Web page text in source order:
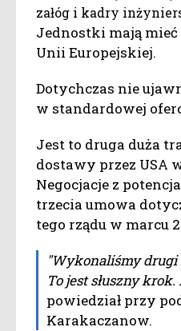
załóg i kadry
Jednostki mają
Unii Europejskiej.
Dotychczas nie
w standardowej
Jest to druga duża
dostawy przez USA
Negocjacje z
trzecia umowa
tego rządu w marcu
"Wykonaliśmy drugi
To jest słuszny
powiedział przy
Karakaczanow.